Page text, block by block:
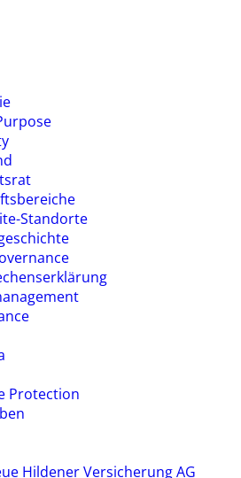
Standorte
Protection
Hildener Versicherung AG